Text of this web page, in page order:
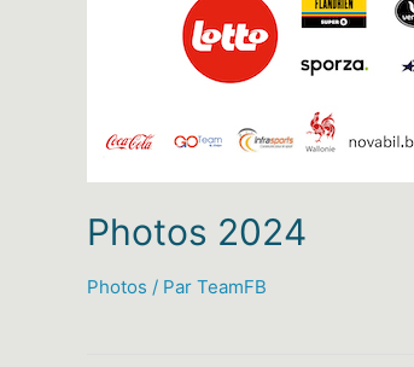
Photos 2024
Photos / Par TeamFB